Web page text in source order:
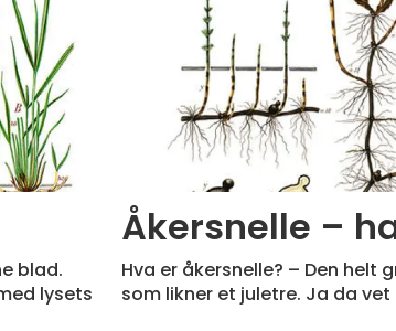
blad.
lysets
Åkersnelle –
Hva er åkersnelle? – Den helt
som likner et juletre. Ja da